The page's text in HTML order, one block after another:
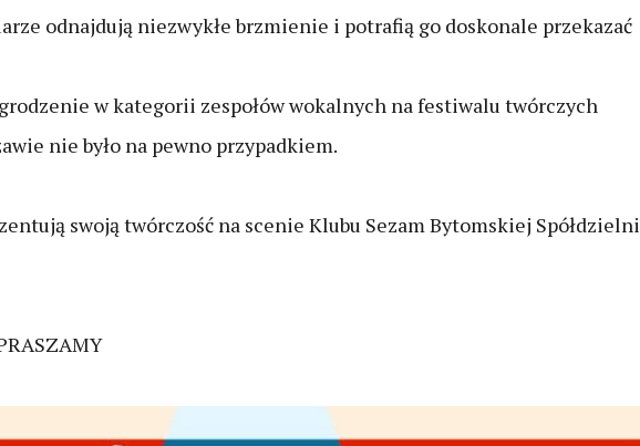
odnajdują niezwykłe brzmienie i potrafią go doskonale przekazać
w kategorii zespołów wokalnych na festiwalu twórczych
nie było na pewno przypadkiem.
swoją twórczość na scenie Klubu Sezam Bytomskiej Spółdzielni